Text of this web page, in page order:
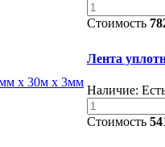
Стоимость
Лента
Наличие:
Стоимость